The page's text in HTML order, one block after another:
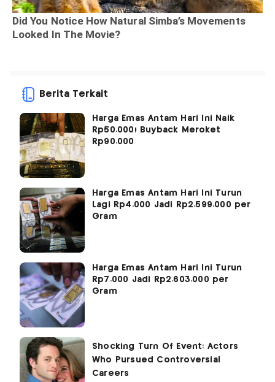
Berita Terkait
Harga Emas Antam Hari Ini Naik
Rp50.000! Buyback Meroket
Rp90.000
Harga Emas Antam Hari Ini Turun
Lagi Rp4.000 Jadi Rp2.599.000 per
Gram
Harga Emas Antam Hari Ini Turun
Rp7.000 Jadi Rp2.603.000 per
Gram